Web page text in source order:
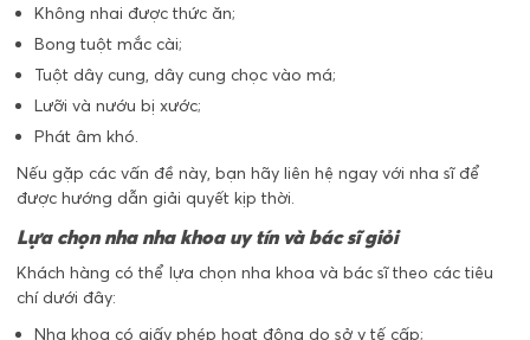
Không nhai được thức ăn;
Bong tuột mắc cài;
Tuột dây cung, dây cung chọc vào má;
Lưỡi và nướu bị xước;
Phát âm khó.
Nếu gặp các vấn đề này, bạn hãy liên hệ ngay với nha sĩ để
được hướng dẫn giải quyết kịp thời.
Lựa chọn nha nha khoa uy tín và bác sĩ giỏi
Khách hàng có thể lựa chọn nha khoa và bác sĩ theo các tiêu
chí dưới đây:
Nha khoa có giấy phép hoạt động do sở y tế cấp;